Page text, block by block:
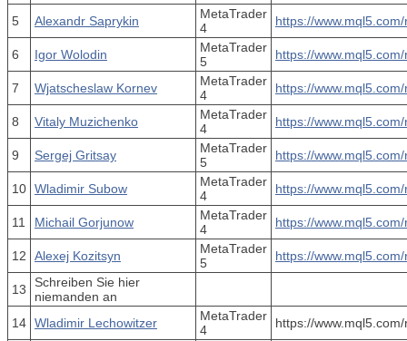
5 Alexandr Saprykin
MetaTrader
4
https://
6 Igor Wolodin
MetaTrader
5
https://
7 Wjatscheslaw Kornev
MetaTrader
4
https://
8 Vitaly Muzichenko
MetaTrader
4
https://
9 Sergej Gritsay
MetaTrader
5
https://
10 Wladimir Subow
MetaTrader
4
https://
11 Michail Gorjunow
MetaTrader
4
https://
12 Alexej Kozitsyn
MetaTrader
5
https://
13
Schreiben Sie hier
niemanden an
14 Wladimir Lechowitzer
MetaTrader
4
https://